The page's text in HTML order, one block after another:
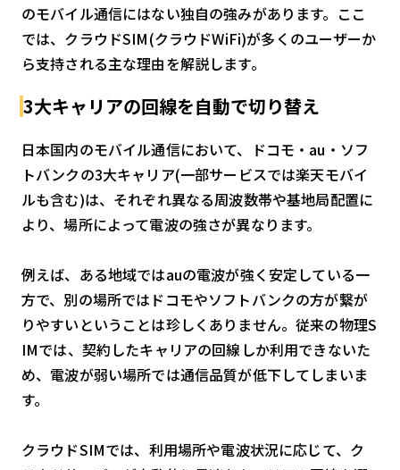
のモバイル通信にはない独自の強みがあります。ここ
では、クラウドSIM(クラウドWiFi)が多くのユーザーか
ら支持される主な理由を解説します。
3大キャリアの回線を自動で切り替え
日本国内のモバイル通信において、ドコモ・au・ソフ
トバンクの3大キャリア(一部サービスでは楽天モバイ
ルも含む)は、それぞれ異なる周波数帯や基地局配置に
より、場所によって電波の強さが異なります。
例えば、ある地域ではauの電波が強く安定している一
方で、別の場所ではドコモやソフトバンクの方が繋が
りやすいということは珍しくありません。従来の物理S
IMでは、契約したキャリアの回線しか利用できないた
め、電波が弱い場所では通信品質が低下してしまいま
す。
クラウドSIMでは、利用場所や電波状況に応じて、ク